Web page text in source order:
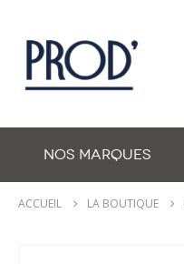
NOS MARQUES
ACCUEIL LA BOUTIQUE